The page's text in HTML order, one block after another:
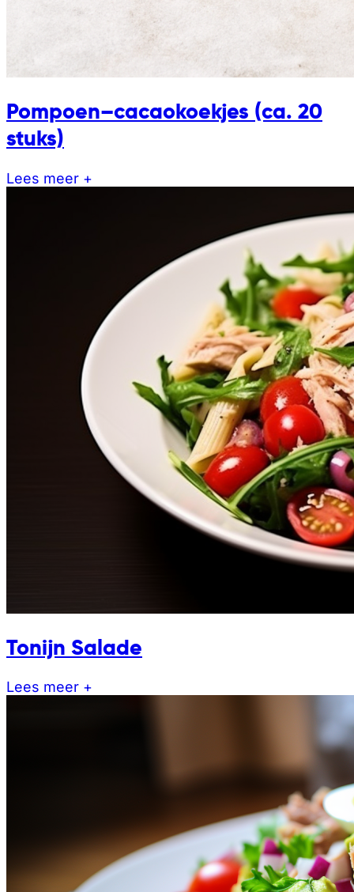
Pompoen–cacaokoekjes (ca. 20
stuks)
Lees meer +
Tonijn Salade
Lees meer +